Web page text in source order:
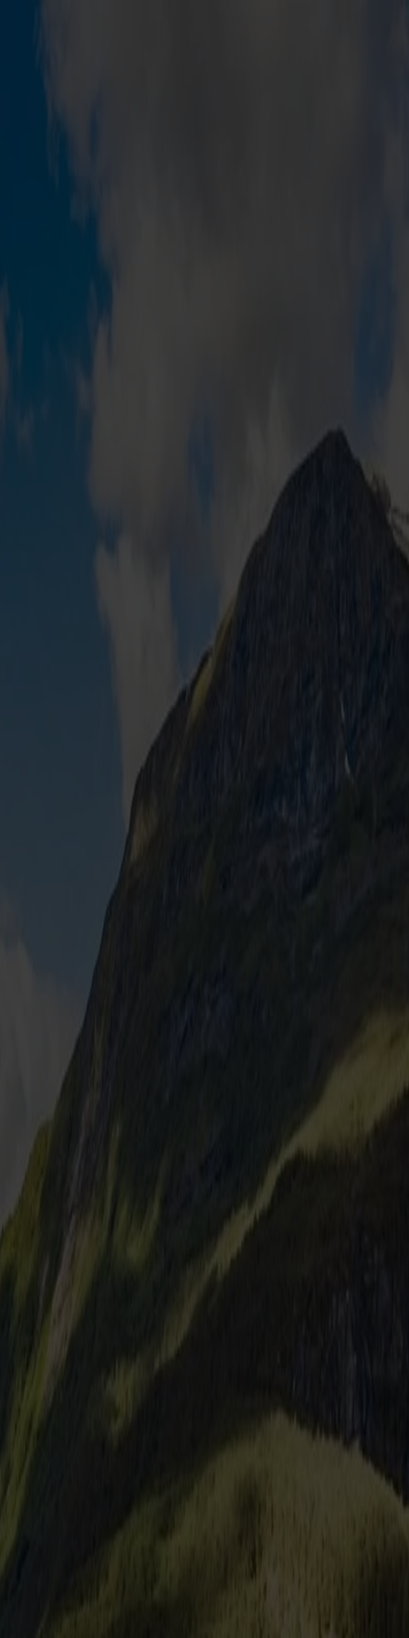
oder Caravan nach Norwegen und
Überfahrten wählen.
dir die Fährüberfahrt eine angenehme
Annehmlichkeiten freuen, von leckerem Essen und
Meerblick.
Abfahrten wählen.
Minuten erreicht – und wenn du maximalen Komfort, eine
dich für eine der große Cruisefähren entscheiden und
fahren das ganze Jahr über.
bietet dir eine Fülle von schönen Campingplätzen, die du
Roadtrip in die Telemark – oder vielleicht für den
erhöhen. Die Preise enthalten Steuern und Gebühren.